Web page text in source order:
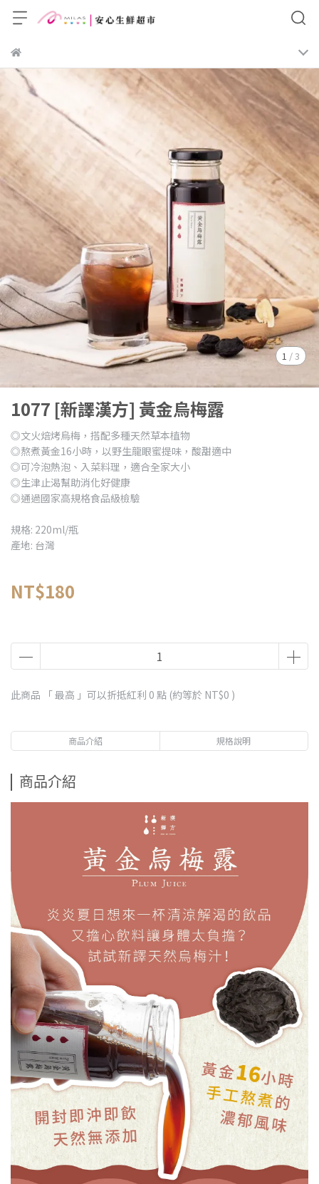
1 /3
1077 [新譯漢方] 黃金烏梅露
◎文火焙烤烏梅，搭配多種天然草本植物
◎熬煮黃金16小時，以野生龍眼蜜提味，酸甜適中
◎可冷泡熱泡、入菜料理，適合全家大小
◎生津止渴幫助消化好健康
◎通過國家高規格食品級檢驗
規格: 220ml/瓶
產地: 台灣
NT$180
此商品 「 最高 」可以折抵紅利 0 點 (約等於 NT$0 )
商品介紹 規格說明
商品介紹